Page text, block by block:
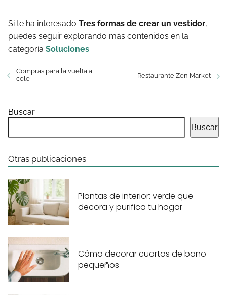
Si te ha interesado Tres formas de crear un vestidor,
puedes seguir explorando más contenidos en la
categoría Soluciones.
Compras para la vuelta al
cole
Restaurante Zen Market
Buscar
Buscar
Otras publicaciones
Plantas de interior: verde que
decora y purifica tu hogar
Cómo decorar cuartos de baño
pequeños